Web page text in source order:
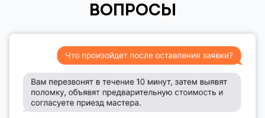
ВОПРОСЫ